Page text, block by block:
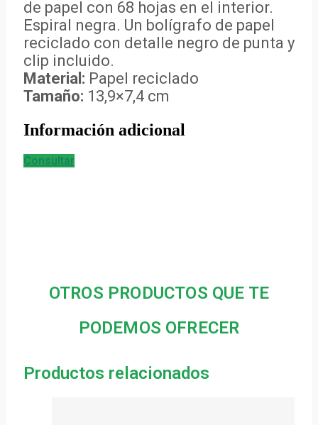
de papel con 68 hojas en el interior.
Espiral negra. Un bolígrafo de papel
reciclado con detalle negro de punta y
clip incluido.
Material: Papel reciclado
Tamaño: 13,9×7,4 cm
Información adicional
Consultar
OTROS PRODUCTOS QUE TE
PODEMOS OFRECER
Productos relacionados